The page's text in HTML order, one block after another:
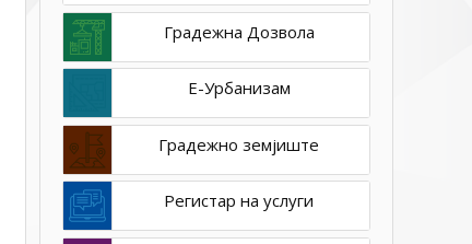
Градежна Дозвола
Е-Урбанизам
Градежно земјиште
Регистар на услуги